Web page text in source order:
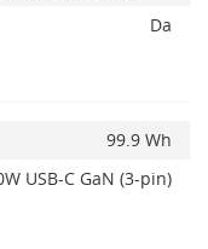
Da
99.9 Wh
USB-C GaN (3-pin)